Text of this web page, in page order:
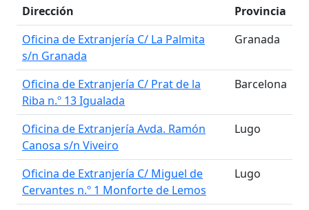
Dirección
Provincia
Oficina de Extranjería C/ La Palmita
s/n Granada
Granada
Oficina de Extranjería C/ Prat de la
Riba n.º 13 Igualada
Barcelona
Oficina de Extranjería Avda. Ramón
Canosa s/n Viveiro
Lugo
Oficina de Extranjería C/ Miguel de
Cervantes n.º 1 Monforte de Lemos
Lugo